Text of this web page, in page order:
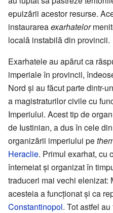
epuizării acestor resurse.
instaurareaexarhatelor
locală instabilă din provincii.
Exarhatele au apărut ca
imperiale în provincii,
Nord și au făcut parte dintr-
a magistraturilor civile cu
Imperiului. Acest tip de
de Iustinian, a dus în cele
organizării imperiului pe
Heraclie. Primul exarhat, cu
întemeiat și organizat în
traduceri mai vechi elenizat:
acesteia a funcționat și ca
Constantinopol. Tot astfel